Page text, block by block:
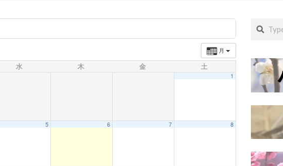
月
水 木 金 土
1
5 6 7 8
Search